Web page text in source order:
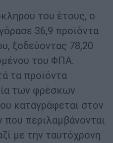
του έτους, ο
36,9 προϊόντα
ξοδεύοντας 78,20
του ΦΠΑ.
τα προϊόντα
των φρέσκων
καταγράφεται στον
περιλαμβάνονται
με την ταυτόχρονη